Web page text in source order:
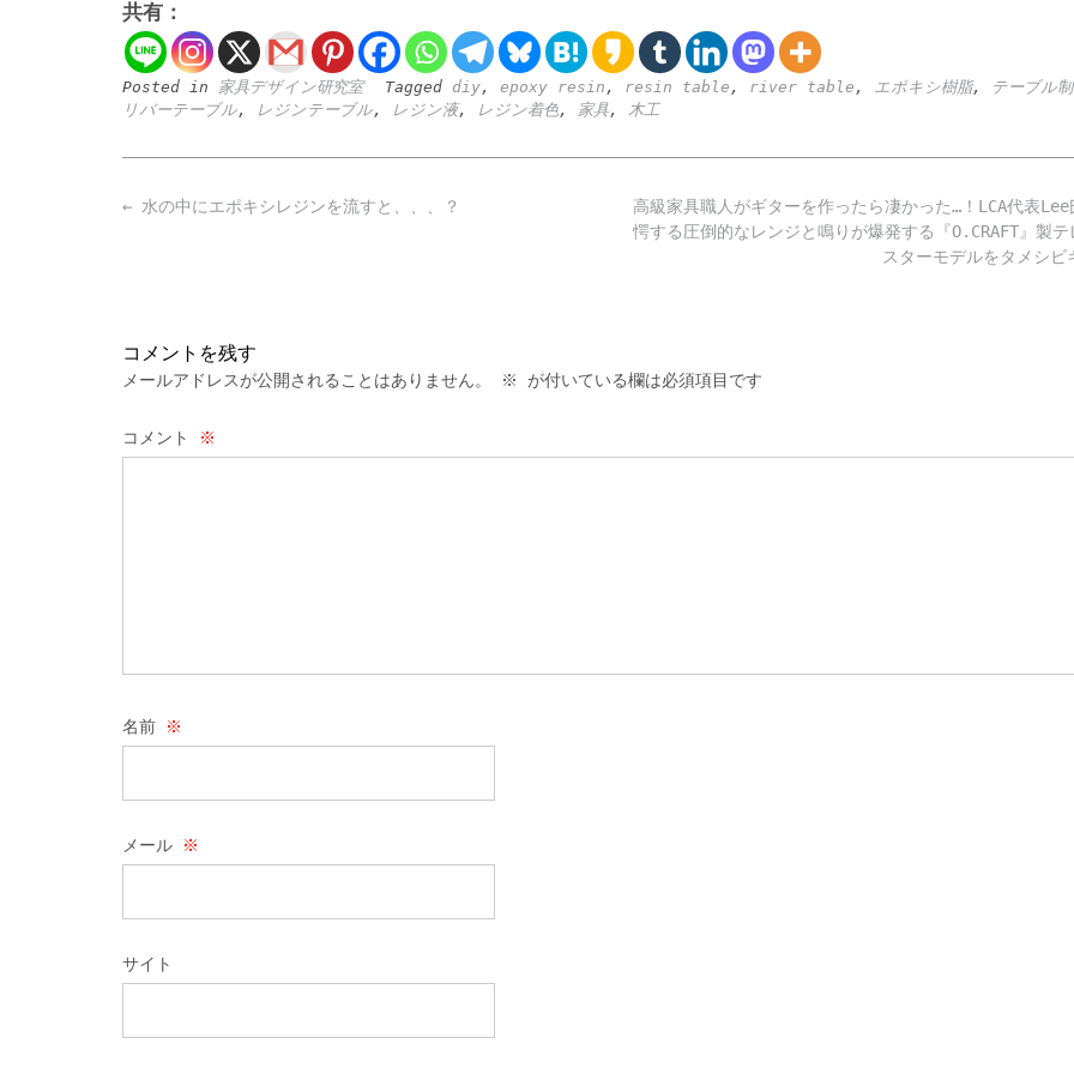
共有：
Posted in 家具デザイン研究室 Tagged diy, epoxy resin , resin table , river table , エポキシ樹脂, テーブル
リバーテーブル, レジンテーブル, レジン液, レジン着色, 家具, 木工
Post
高級家具職人がギターを作ったら凄かった…！LCA代表Lee
愕する圧倒的なレンジと鳴りが爆発する『O.CRAFT』製テ
スターモデルをタメシ
← 水の中にエポキシレジンを流すと、、、？
コメントを残す
メールアドレスが公開されることはありません。 ※ が付いている欄は必須項目です
コメント ※
名前 ※
メール ※
サイト